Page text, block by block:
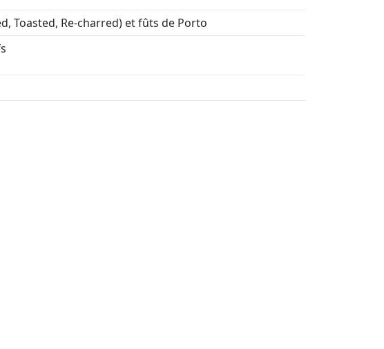
Toasted, Re-charred) et fûts de Porto